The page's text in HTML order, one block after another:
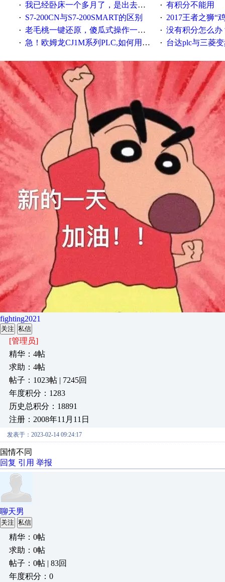
· 我已经卧床一个多月了，是出去安装机械手在高速遭遇车祸所致:大家工作都要特别注意啊 · 有积分不能用
· S7-200CN与S7-200SMART的区别 · 2017王者之狮“鸡”情签到
· 老毛桃一键还原，傻瓜式操作一键轻松备份还原；程序为向导式安装，一键即可实现自动备份或还原系统。 · 没有积分怎么办
· 急！欧姆龙CJ1M系列PLC,如何用时间控制变频器。要求时间在组态王中可以自由输入！拜托各位大神了！ · 台达plc与三菱
fighting2021
关注 私信
[管理员]
精华：4帖
求助：4帖
帖子：1023帖 | 7245回
年度积分：1283
历史总积分：18891
注册：2008年11月11日
发表于：2023-02-14 09:24:17
国情不同
回复 引用 举报
聊天男
关注 私信
精华：0帖
求助：0帖
帖子：0帖 | 83回
年度积分：0